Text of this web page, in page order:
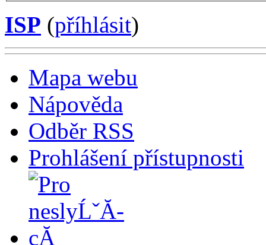
ISP (příhlásit)
Mapa webu
Nápověda
Odběr RSS
Prohlášení přístupnosti